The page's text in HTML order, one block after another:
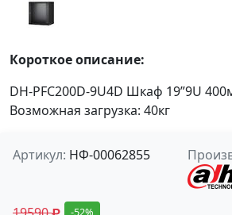
Короткое описание:
DH-PFC200D-9U4D Шкаф 19”9U
Возможная загрузка: 40кг
Артикул: НФ-00062855
-52%